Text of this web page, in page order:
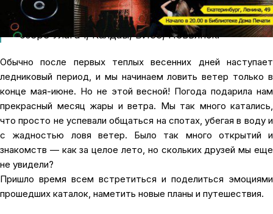
Сафаге, и следом целая череда открытий
местного значения — на местном кипяченом
озере Улагач, Калдаы, ВИЗе, Невьянск.
Обычно после первых теплых весенних дней наступает
ледниковый период, и мы начинаем ловить ветер только в
конце мая-июне. Но не этой весной! Погода подарила нам
прекрасный месяц жары и ветра. Мы так много катались,
что просто не успевали общаться на спотах, убегая в воду и
с жадностью ловя ветер. Было так много открытий и
знакомств — как за целое лето, но скольких друзей мы еще
не увидели?
Пришло время всем встретиться и поделиться эмоциями
прошедших каталок, наметить новые планы и путешествия.